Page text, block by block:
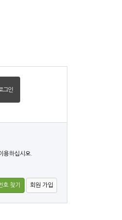
용하십시오.
호 찾기 회원 가입